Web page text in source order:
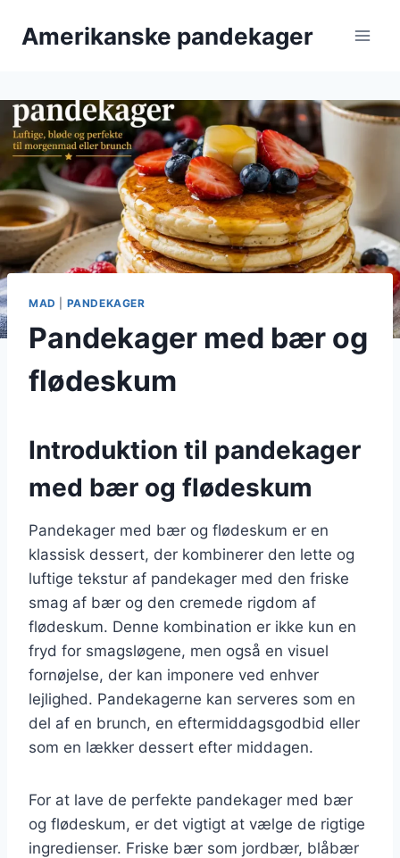
Amerikanske pandekager
MAD PANDEKAGER
Pandekager med bær og
flødeskum
Introduktion til pandekager
med bær og flødeskum
Pandekager med bær og flødeskum er en
klassisk dessert, der kombinerer den lette og
luftige tekstur af pandekager med den friske
smag af bær og den cremede rigdom af
flødeskum. Denne kombination er ikke kun en
fryd for smagsløgene, men også en visuel
fornøjelse, der kan imponere ved enhver
lejlighed. Pandekagerne kan serveres som en
del af en brunch, en eftermiddagsgodbid eller
som en lækker dessert efter middagen.
For at lave de perfekte pandekager med bær
og flødeskum, er det vigtigt at vælge de rigtige
ingredienser. Friske bær som jordbær, blåbær